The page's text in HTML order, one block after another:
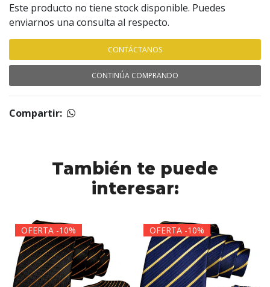
Este producto no tiene stock disponible. Puedes
enviarnos una consulta al respecto.
CONTÁCTANOS
CONTINÚA COMPRANDO
Compartir:
También te puede
interesar:
OFERTA -10% OFERTA -10%